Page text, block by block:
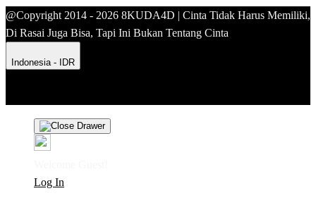
@Copyright 2014 - 2026 8KUDA4D | Cinta Tidak Harus Memiliki,
Di Rasai Juga Bisa, Tapi Ini Bukan Tentang Cinta
Indonesia - IDR
Log In